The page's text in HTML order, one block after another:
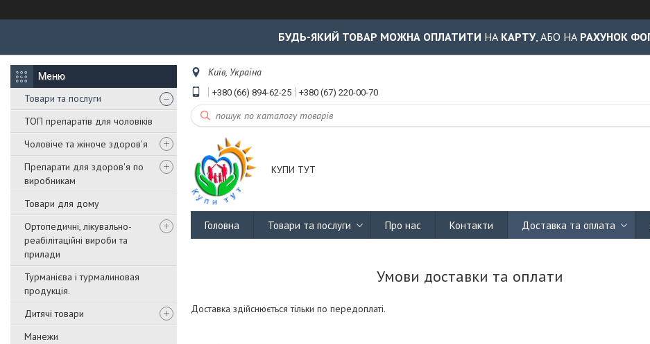
БУДЬ-ЯКИЙ ТОВАР МОЖНА ОПЛАТИТИ НА КАРТУ, АБО НА РАХУНОК
Товари та послуги
ТОП препаратів для чоловіків
Чоловіче та жіноче здоров'я
Препарати для здоров'я по
виробникам
Товари для дому
Ортопедичні, лікувально-
реабілітаційні вироби та
прилади
Турманієва і турмалиновая
продукція.
Дитячі товари
Манежи
Київ, Україна
+380 (66) 894-62-25 +380 (67) 220-00-70
КУПИ ТУТ
Головна Товари та послуги Про нас Контакти Доставка та оплата
Умови доставки та оплати
Доставка здійснюється тільки по передоплаті.